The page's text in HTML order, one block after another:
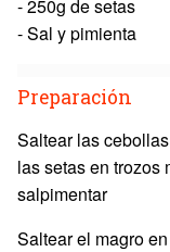
- 250g de setas
- Sal y pimienta
Preparación
Saltear las
las setas en trozos
salpimentar
Saltear el magro